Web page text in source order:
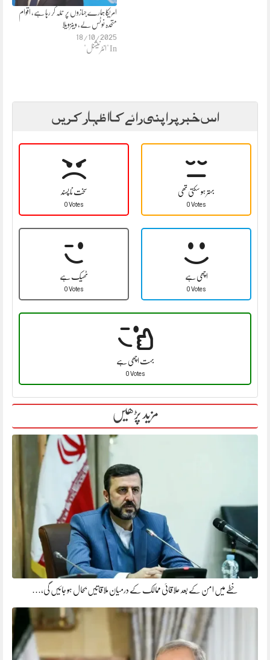
امریکا ہمارے جہازوں پر حملہ کر رہا ہے، اقوام
متحدہ نوٹس لے، وینزویلا
18/10/2025
In "انٹرنیشنل"
اس خبر پر اپنی رائے کا اظہار کریں
سخت نا پسند
0 Votes
بہتر ہو سکتی تھی
0 Votes
ٹھیک ہے
0 Votes
اچھی ہے
0 Votes
بہت اچھی ہے
0 Votes
مزید پڑھیں
خطے میں امن کے بعد علاقائی ممالک کے درمیان ملاقاتیں بحال ہو جائیں گی،…